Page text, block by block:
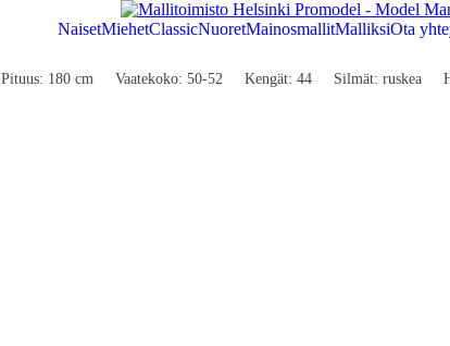
NaisetMiehetClassicNuoretMainosmallitMalliksiOta
Pituus: 180 cm Vaatekoko: 50-52 Kengät: 44 Silmät: ruskea